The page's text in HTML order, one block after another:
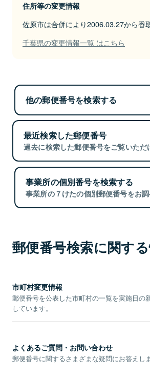
住所等の変更情報
佐原市は合併により2006.03.27から香
千葉県の変更情報一覧 はこちら
他の郵便番号を検索する
最近検索した郵便番号
過去に検索した郵便番号をご覧いただ
事業所の個別番号を検索する
事業所の７けたの個別郵便番号をお調
郵便番号検索に関す
市町村変更情報
郵便番号を公表した市町村の一覧を実施日の
しています。
よくあるご質問・お問い合わせ
郵便番号に関するさまざまな疑問にお答えしま